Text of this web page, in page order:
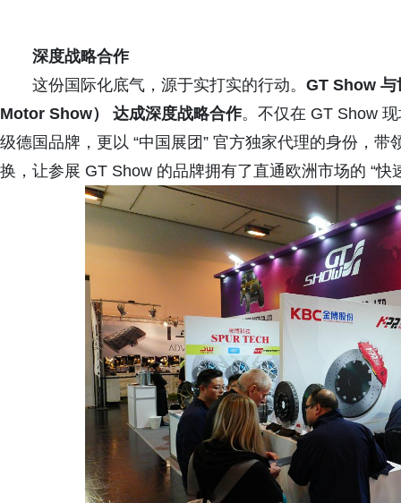
深度战略合作
这份国际化底气，源于实打实的行动。 GT Show 与
Motor Show） 达成深度战略合作。不仅在 GT Show
级德国品牌，更以 “中国展团” 官方独家代理的身份，
换，让参展 GT Show 的品牌拥有了直通欧洲市场的 “快